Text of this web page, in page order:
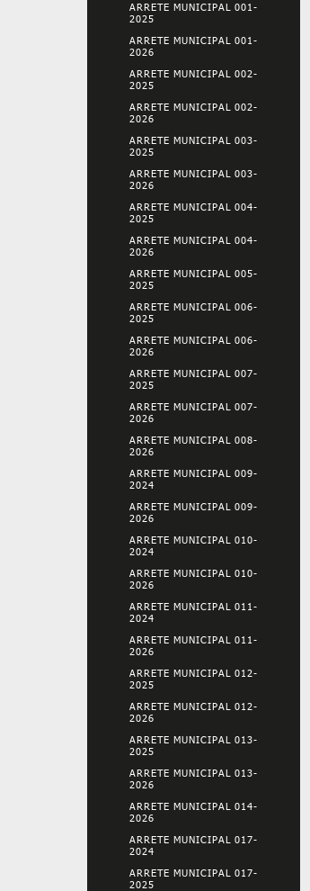
ARRETE MUNICIPAL 001-
2025
ARRETE MUNICIPAL 001-
2026
ARRETE MUNICIPAL 002-
2025
ARRETE MUNICIPAL 002-
2026
ARRETE MUNICIPAL 003-
2025
ARRETE MUNICIPAL 003-
2026
ARRETE MUNICIPAL 004-
2025
ARRETE MUNICIPAL 004-
2026
ARRETE MUNICIPAL 005-
2025
ARRETE MUNICIPAL 006-
2025
ARRETE MUNICIPAL 006-
2026
ARRETE MUNICIPAL 007-
2025
ARRETE MUNICIPAL 007-
2026
ARRETE MUNICIPAL 008-
2026
ARRETE MUNICIPAL 009-
2024
ARRETE MUNICIPAL 009-
2026
ARRETE MUNICIPAL 010-
2024
ARRETE MUNICIPAL 010-
2026
ARRETE MUNICIPAL 011-
2024
ARRETE MUNICIPAL 011-
2026
ARRETE MUNICIPAL 012-
2025
ARRETE MUNICIPAL 012-
2026
ARRETE MUNICIPAL 013-
2025
ARRETE MUNICIPAL 013-
2026
ARRETE MUNICIPAL 014-
2026
ARRETE MUNICIPAL 017-
2024
ARRETE MUNICIPAL 017-
2025